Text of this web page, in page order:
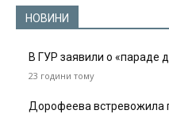
НОВИНИ
В ГУР заявили о «параде
23 години тому
Дорофеева встревожила